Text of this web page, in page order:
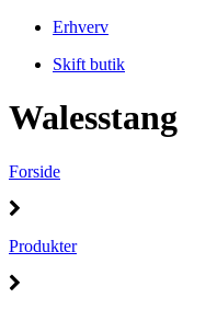
Erhverv
Skift butik
Walesstang
Forside
Produkter